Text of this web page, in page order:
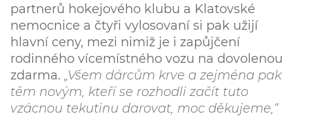
partnerů hokejového klubu a Klatovské
nemocnice a čtyři vylosovaní si pak užijí
hlavní ceny, mezi nimiž je i zapůjčení
rodinného vícemístného vozu na dovolenou
zdarma. „Všem dárcům krve a zejména pak
těm novým, kteří se rozhodli začít tuto
vzácnou tekutinu darovat, moc děkujeme,“